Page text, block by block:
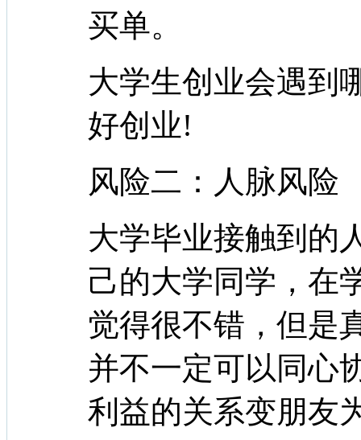
买单。
大学生创业会遇到
好创业!
风险二：人脉风险
大学毕业接触到的
己的大学同学，在
觉得很不错，但是
并不一定可以同心
利益的关系变朋友